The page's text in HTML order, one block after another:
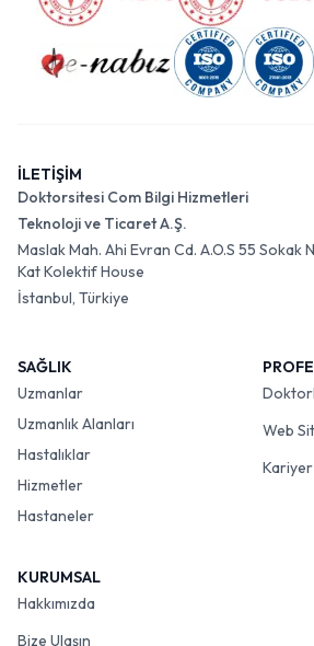
İLETİŞİM
Doktorsitesi Com Bilgi Hizmetleri
Teknoloji ve Ticaret A.Ş.
Maslak Mah. Ahi Evran Cd. A.O.S 55 Sokak
Kat Kolektif House
İstanbul, Türkiye
SAĞLIK
Uzmanlar
Uzmanlık Alanları
Hastalıklar
Hizmetler
Hastaneler
Web
Kariyer
KURUMSAL
Hakkımızda
Bize Ulaşın